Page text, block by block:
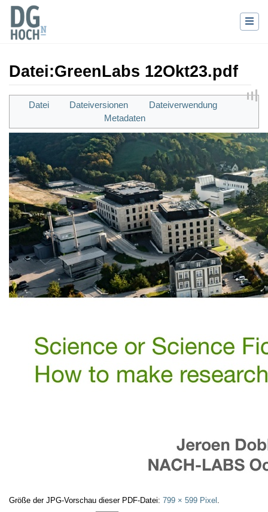
Datei:GreenLabs 12Okt23.pdf
Wechseln zu: Navigation,Suche
Datei Dateiversionen
Dateiverwendung
Metadaten
Größe der JPG-Vorschau dieser PDF-Datei: 799 × 599 Pixel .